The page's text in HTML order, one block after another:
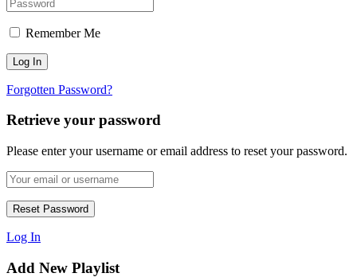
Remember Me
Forgotten Password?
Retrieve your password
Please enter your username or email address to reset your password.
Log In
Add New Playlist